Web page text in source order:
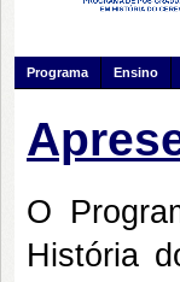
Programa Ensino
O
História